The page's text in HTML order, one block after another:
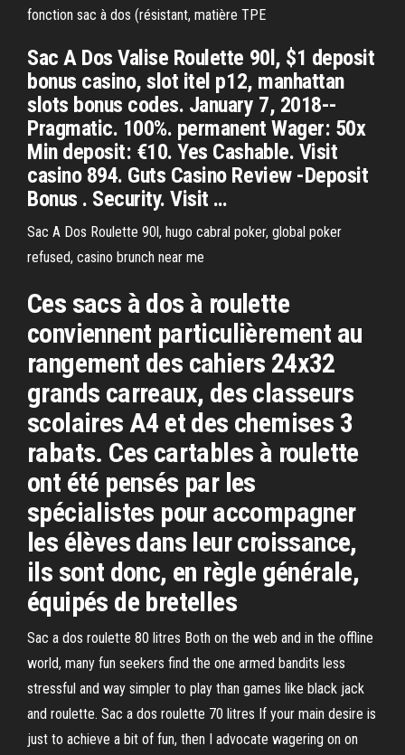
fonction sac à dos (résistant, matière TPE
Sac A Dos Valise Roulette 90l, $1 deposit
bonus casino, slot itel p12, manhattan
slots bonus codes. January 7, 2018--
Pragmatic. 100%. permanent Wager: 50x
Min deposit: €10. Yes Cashable. Visit
casino 894. Guts Casino Review -Deposit
Bonus . Security. Visit …
Sac A Dos Roulette 90l, hugo cabral poker, global poker
refused, casino brunch near me
Ces sacs à dos à roulette
conviennent particulièrement au
rangement des cahiers 24x32
grands carreaux, des classeurs
scolaires A4 et des chemises 3
rabats. Ces cartables à roulette
ont été pensés par les
spécialistes pour accompagner
les élèves dans leur croissance,
ils sont donc, en règle générale,
équipés de bretelles
Sac a dos roulette 80 litres Both on the web and in the offline
world, many fun seekers find the one armed bandits less
stressful and way simpler to play than games like black jack
and roulette. Sac a dos roulette 70 litres If your main desire is
just to achieve a bit of fun, then I advocate wagering on on